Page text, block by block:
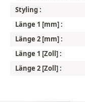
Styling :
Länge 1 [mm] :
Länge 2 [mm] :
Länge 1 [Zoll] :
Länge 2 [Zoll] :